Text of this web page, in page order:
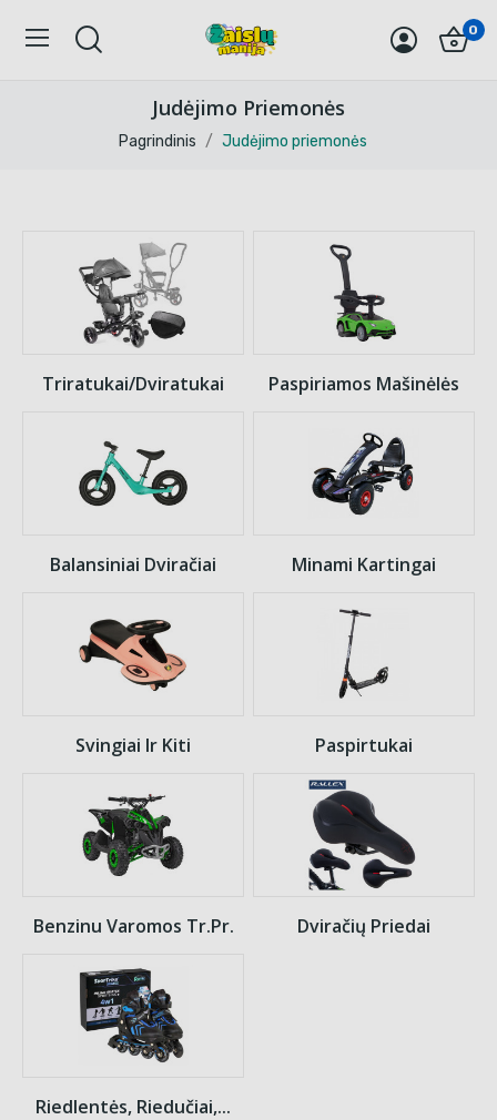
0
Judėjimo Priemonės
Pagrindinis Judėjimo priemonės
Triratukai/dviratukai Paspiriamos Mašinėlės
Balansiniai Dviračiai Minami Kartingai
Svingiai Ir Kiti Paspirtukai
Benzinu Varomos Tr.pr. Dviračių Priedai
Riedlentės, Riedučiai,...